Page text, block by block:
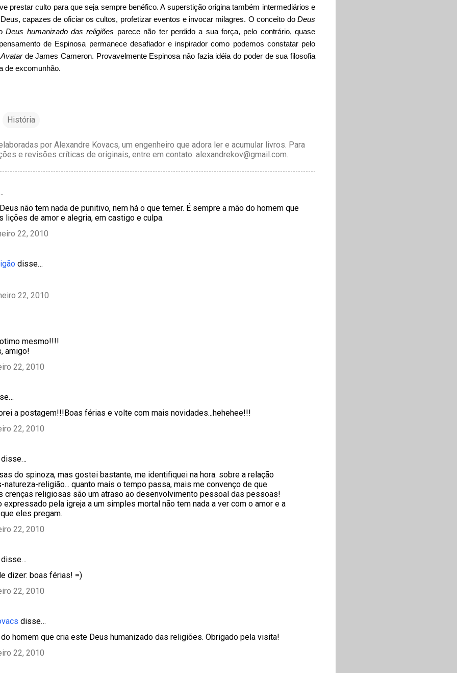
prestar culto para que seja sempre benéfico. A superstição origina também intermediários e
capazes de oficiar os cultos, profetizar eventos e invocar milagres. O conceito do Deus
Deus humanizado das religiões parece não ter perdido a sua força, pelo contrário, quase
de Espinosa permanece desafiador e inspirador como podemos constatar pelo
Avatarde James Cameron. Provavelmente Espinosa não fazia idéia do poder de sua filosofia
de excomunhão.
História
por Alexandre Kovacs, um engenheiro que adora ler e acumular livros. Para
e revisões críticas de originais, entre em contato: alexandrekov@gmail.com.
não tem nada de punitivo, nem há o que temer. É sempre a mão do homem que
lições de amor e alegria, em castigo e culpa.
22, 2010
disse…
22, 2010
mesmo!!!!
amigo!
22, 2010
a postagem!!!Boas férias e volte com mais novidades...hehehee!!!
22, 2010
disse…
do spinoza, mas gostei bastante, me identifiquei na hora. sobre a relação
natureza-religião... quanto mais o tempo passa, mais me convenço de que
crenças religiosas são um atraso ao desenvolvimento pessoal das pessoas!
expressado pela igreja a um simples mortal não tem nada a ver com o amor e a
eles pregam.
22, 2010
disse…
dizer: boas férias! =)
22, 2010
disse…
do homem que cria este Deus humanizado das religiões. Obrigado pela visita!
22, 2010